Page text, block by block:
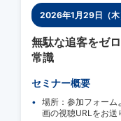
2026年1月29日（木
無駄な追客をゼ
常識
セミナー概要
場所：参加フォーム
画の視聴URLをお送